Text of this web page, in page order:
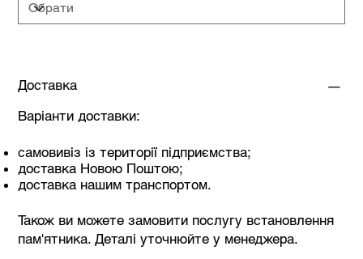
Доставка
Варіанти доставки:
самовивіз із території підприємства;
доставка Новою Поштою;
доставка нашим транспортом.
Також ви можете замовити послугу встановлення
пам'ятника. Деталі уточнюйте у менеджера.